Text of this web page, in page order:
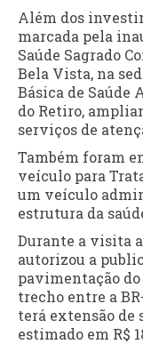
Além dos
marcada pela
Saúde Sagrado
Bela Vista, na
Básica de Saúde
do Retiro,
serviços de
Também foram
veículo para
um veículo
estrutura da
Durante a visita
autorizou a
pavimentação do
trecho entre a
terá extensão
estimado em R$